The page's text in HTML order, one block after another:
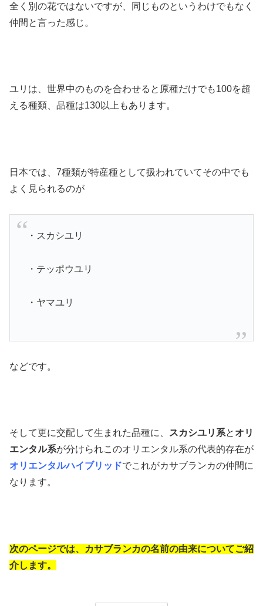
全く別の花ではないですが、同じものというわけでもなく
仲間と言った感じ。
ユリは、世界中のものを合わせると原種だけでも100を超
える種類、品種は130以上もあります。
日本では、7種類が特産種として扱われていてその中でも
よく見られるのが
・スカシユリ
・テッポウユリ
・ヤマユリ
などです。
そして更に交配して生まれた品種に、 スカシユリ系と オリ
エンタル系が分けられこのオリエンタル系の代表的存在が
オリエンタルハイブリッドでこれがカサブランカの仲間に
なります。
次のページでは、カサブランカの名前の由来についてご紹
介します。